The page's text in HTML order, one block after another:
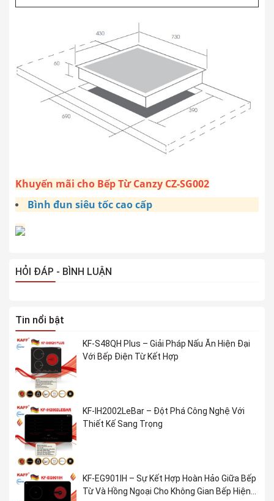
Khuyến mãi cho Bếp Từ Canzy CZ-SG002
Bình đun siêu tốc cao cấp
HỎI ĐÁP - BÌNH LUẬN
Tin nổi bật
KF-S48QH Plus – Giải Pháp Nấu Ăn Hiện Đại
Với Bếp Điện Từ Kết Hợp
KF-IH2002LeBar – Đột Phá Công Nghệ Với
Thiết Kế Sang Trọng
KF-EG901IH – Sự Kết Hợp Hoàn Hảo Giữa Bếp
Từ Và Hồng Ngoại Cho Không Gian Bếp Hiện